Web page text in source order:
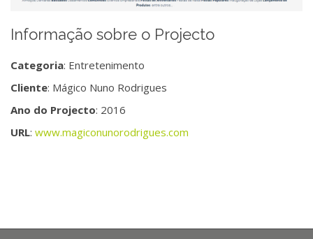
Informação sobre o Projecto
Categoria: Entretenimento
Cliente: Mágico Nuno Rodrigues
Ano do Projecto: 2016
URL: www.magiconunorodrigues.com